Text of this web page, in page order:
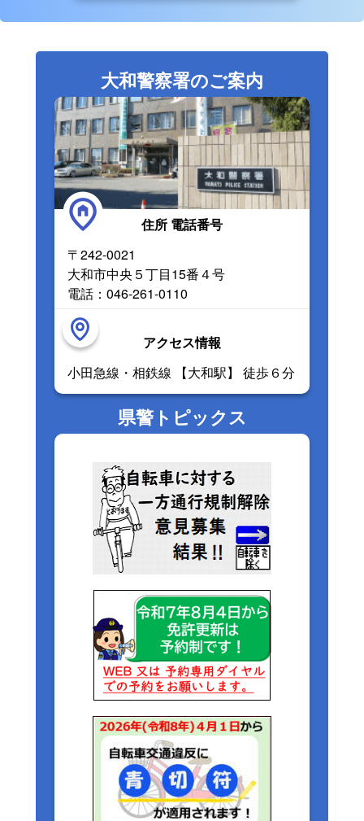
大和警察署のご案内
住所 電話番号
〒242-0021
大和市中央５丁目15番４号
電話：046-261-0110
アクセス情報
小田急線・相鉄線 【大和駅】 徒歩６分
県警トピックス